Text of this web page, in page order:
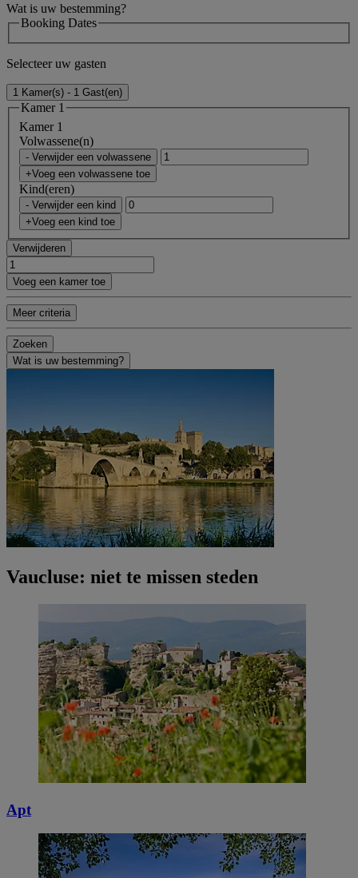
Wat is uw bestemming?
Booking Dates
Selecteer uw gasten
1 Kamer(s) - 1 Gast(en)
Kamer 1
Kamer 1
Volwassene(n)
- Verwijder een volwassene
+Voeg een volwassene toe
Kind(eren)
- Verwijder een kind
+Voeg een kind toe
Verwijderen
Voeg een kamer toe
Meer criteria
Zoeken
Wat is uw bestemming?
Vaucluse: niet te missen steden
Apt